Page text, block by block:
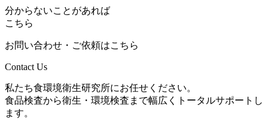
分からないことがあれば
こちら
お問い合わせ・ご依頼はこちら
Contact Us
私たち食環境衛生研究所にお任せください。
食品検査から衛生・環境検査まで幅広くトータルサポートし
ます。